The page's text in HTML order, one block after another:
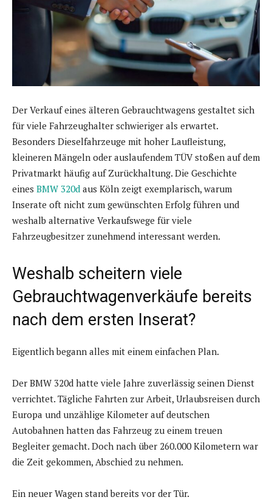
Der Verkauf eines älteren Gebrauchtwagens gestaltet sich
für viele Fahrzeughalter schwieriger als erwartet.
Besonders Dieselfahrzeuge mit hoher Laufleistung,
kleineren Mängeln oder auslaufendem TÜV stoßen auf dem
Privatmarkt häufig auf Zurückhaltung. Die Geschichte
eines BMW 320d aus Köln zeigt exemplarisch, warum
Inserate oft nicht zum gewünschten Erfolg führen und
weshalb alternative Verkaufswege für viele
Fahrzeugbesitzer zunehmend interessant werden.
Weshalb scheitern viele
Gebrauchtwagenverkäufe bereits
nach dem ersten Inserat?
Eigentlich begann alles mit einem einfachen Plan.
Der BMW 320d hatte viele Jahre zuverlässig seinen Dienst
verrichtet. Tägliche Fahrten zur Arbeit, Urlaubsreisen durch
Europa und unzählige Kilometer auf deutschen
Autobahnen hatten das Fahrzeug zu einem treuen
Begleiter gemacht. Doch nach über 260.000 Kilometern war
die Zeit gekommen, Abschied zu nehmen.
Ein neuer Wagen stand bereits vor der Tür.